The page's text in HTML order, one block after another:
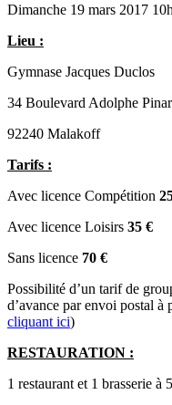
Dimanche 19 mars 2017
Lieu :
Gymnase Jacques Duclos
34 Boulevard Adolphe
92240 Malakoff
Tarifs :
Avec licence Compétition
Avec licence Loisirs 35 €
Sans licence 70 €
Possibilité d’un tarif de
d’avance par envoi postal à
cliquant ici)
RESTAURATION :
1 restaurant et 1 brasserie